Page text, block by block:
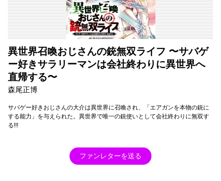
異世界召喚おじさんの銃無双ライフ 〜サバゲ
ー好きサラリーマンは会社終わりに異世界へ
直帰する〜
森尾正博
サバゲー好きおじさんの大介は異世界に召喚され、「エアガンを本物の銃に
する能力」を与えられた。異世界で唯一の銃使いとして会社終わりに無双す
る!!!
ファンレターを送る